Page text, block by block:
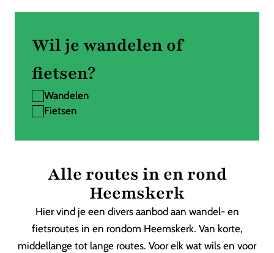
Alle routes in en rond
Heemskerk
Hier vind je een divers aanbod aan wandel- en
fietsroutes in en rondom Heemskerk. Van korte,
middellange tot lange routes. Voor elk wat wils en voor
Wil je wandelen of
fietsen?
Wandelen
Fietsen